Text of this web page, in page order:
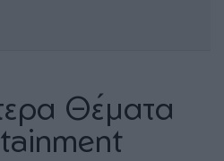
Θέματα